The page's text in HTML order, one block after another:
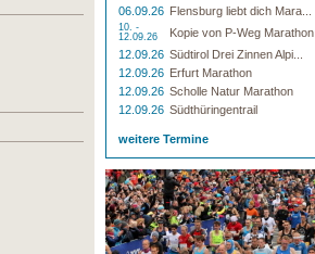
06.09.26 Flensburg liebt dich Mara...
10. -
12.09.26
Kopie von P-Weg Marathon
12.09.26 Südtirol Drei Zinnen Alpi...
12.09.26 Erfurt Marathon
12.09.26 Scholle Natur Marathon
12.09.26 Südthüringentrail
weitere Termine